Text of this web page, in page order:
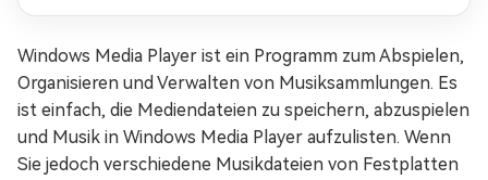
Windows Media Player ist ein Programm zum Abspielen,
Organisieren und Verwalten von Musiksammlungen. Es
ist einfach, die Mediendateien zu speichern, abzuspielen
und Musik in Windows Media Player aufzulisten. Wenn
Sie jedoch verschiedene Musikdateien von Festplatten